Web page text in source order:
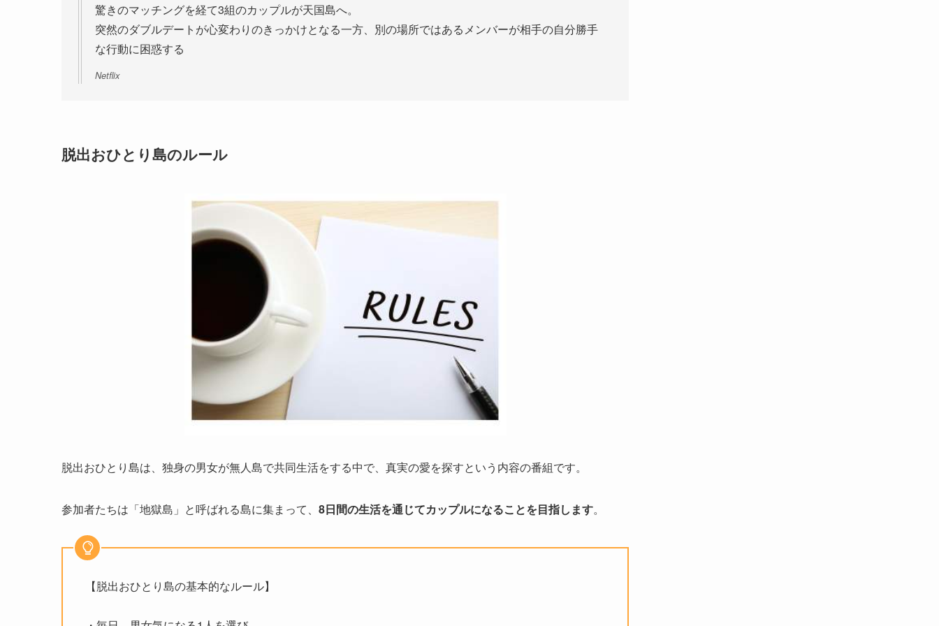
驚きのマッチングを経て3組のカップルが天国島へ。
突然のダブルデートが心変わりのきっかけとなる一方、別の場所ではあるメンバーが相手の自分勝手
な行動に困惑する
Netflix
脱出おひとり島のルール
脱出おひとり島は、独身の男女が無人島で共同生活をする中で、真実の愛を探すという内容の番組です。
参加者たちは「地獄島」と呼ばれる島に集まって、 8日間の生活を通じてカップルになることを目指します。
【脱出おひとり島の基本的なルール】